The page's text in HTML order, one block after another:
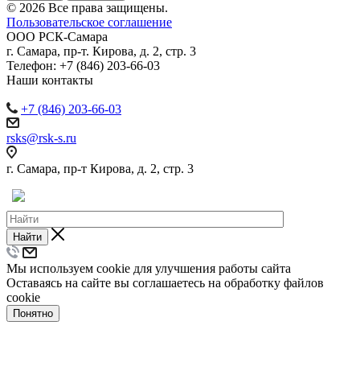
© 2026 Все права защищены.
Пользовательское соглашение
ООО РСК-Самара
г. Самара, пр-т. Кирова, д. 2, стр. 3
Телефон: +7 (846) 203-66-03
Наши контакты
+7 (846) 203-66-03
rsks@rsk-s.ru
г. Самара, пр-т Кирова, д. 2, стр. 3
Найти
Мы используем cookie для улучшения работы сайта
Оставаясь на сайте вы соглашаетесь на обработку файлов
cookie
Понятно